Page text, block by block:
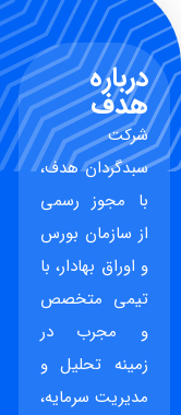
درباره
هدف
شرکت
سبدگردان هدف،
با مجوز رسمی
از سازمان بورس
و اوراق بهادار، با
تیمی متخصص
و مجرب در
زمینه تحلیل و
مدیریت سرمایه،